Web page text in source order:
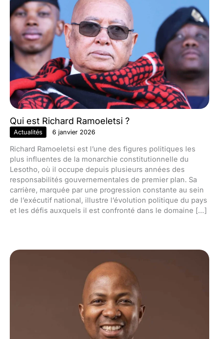
Qui est Richard Ramoeletsi ?
Actualités 6 janvier 2026
Richard Ramoeletsi est l’une des figures politiques les
plus influentes de la monarchie constitutionnelle du
Lesotho, où il occupe depuis plusieurs années des
responsabilités gouvernementales de premier plan. Sa
carrière, marquée par une progression constante au sein
de l’exécutif national, illustre l’évolution politique du pays
et les défis auxquels il est confronté dans le domaine […]